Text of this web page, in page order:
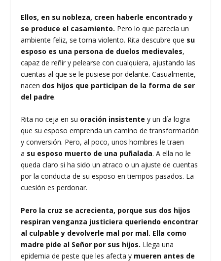
Ellos, en su nobleza, creen haberle encontrado y
se produce el casamiento. Pero lo que parecía un
ambiente feliz, se torna violento. Rita descubre que su
esposo es una persona de duelos medievales,
capaz de reñir y pelearse con cualquiera, ajustando las
cuentas al que se le pusiese por delante. Casualmente,
nacen dos hijos que participan de la forma de ser
del padre.
Rita no ceja en su oración insistente y un día logra
que su esposo emprenda un camino de transformación
y conversión. Pero, al poco, unos hombres le traen
a su esposo muerto de una puñalada. A ella no le
queda claro si ha sido un atraco o un ajuste de cuentas
por la conducta de su esposo en tiempos pasados. La
cuesión es perdonar.
Pero la cruz se acrecienta, porque sus dos hijos
respiran venganza justiciera queriendo encontrar
al culpable y devolverle mal por mal. Ella como
madre pide al Señor por sus hijos. Llega una
epidemia de peste que les afecta y mueren antes de